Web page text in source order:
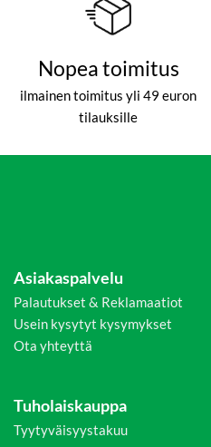
Nopea toimitus
ilmainen toimitus yli 49 euron
tilauksille
Asiakaspalvelu
Palautukset & Reklamaatiot
Usein kysytyt kysymykset
Ota yhteyttä
Tuholaiskauppa
Tyytyväisyystakuu